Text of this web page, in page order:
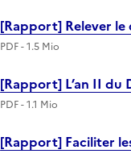
[Rapport] Relever
PDF- 1.5 Mio
[Rapport] L’an II du
PDF- 1.1 Mio
[Rapport] Faciliter